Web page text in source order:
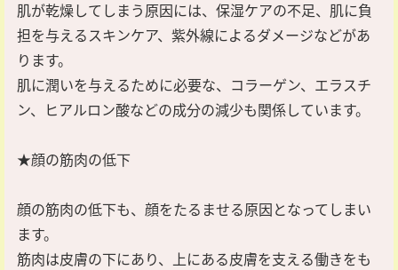
肌が乾燥してしまう原因には、保湿ケアの不足、肌に負
担を与えるスキンケア、紫外線によるダメージなどがあ
ります。
肌に潤いを与えるために必要な、コラーゲン、エラスチ
ン、ヒアルロン酸などの成分の減少も関係しています。
★顔の筋肉の低下
顔の筋肉の低下も、顔をたるませる原因となってしまい
ます。
筋肉は皮膚の下にあり、上にある皮膚を支える働きをも